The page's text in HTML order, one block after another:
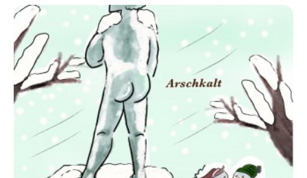
観光ガイド
ライフスタイル
著者一覧
ライター募集